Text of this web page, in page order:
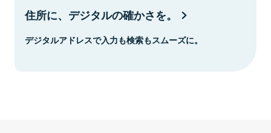
住所に、デジタルの確かさを。
デジタルアドレスで入力も検索もスムーズに。